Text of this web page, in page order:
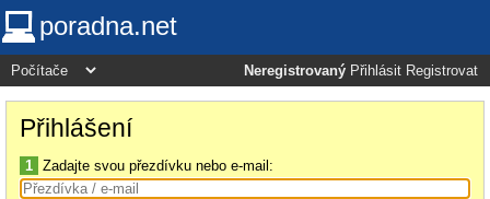
poradna.net
Neregistrovaný Přihlásit Registrovat
Přihlášení
1 Zadajte svou přezdívku nebo e-mail: